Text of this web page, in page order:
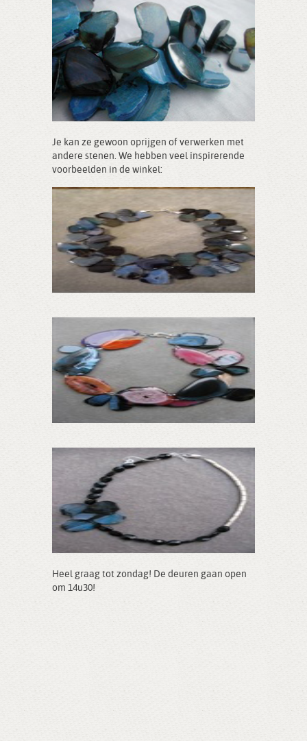
Je kan ze gewoon oprijgen of verwerken met
andere stenen. We hebben veel inspirerende
voorbeelden in de winkel:
Heel graag tot zondag! De deuren gaan open
om 14u30!